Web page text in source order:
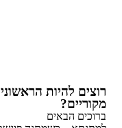
רוצים להיות
מקוריים?
ברוכים הבאים